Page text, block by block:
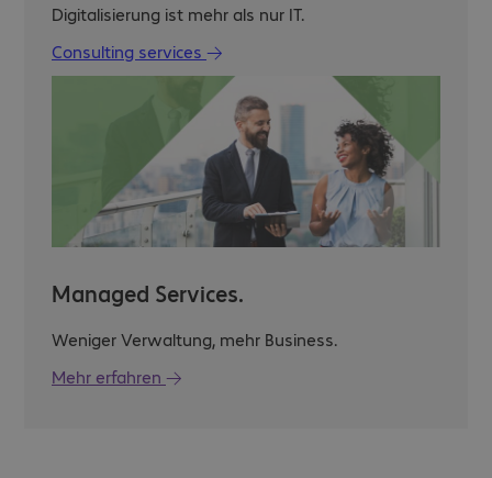
Digitalisierung ist mehr als nur IT.
Consulting services
Managed Services.
Weniger Verwaltung, mehr Business.
Mehr erfahren